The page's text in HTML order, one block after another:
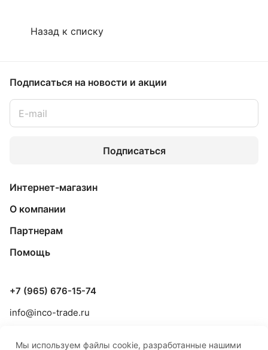
Назад к списку
Подписаться на новости и акции
Подписаться
Интернет-магазин
О компании
Партнерам
Помощь
+7 (965) 676-15-74
info@inco-trade.ru
Мы используем файлы cookie, разработанные нашими